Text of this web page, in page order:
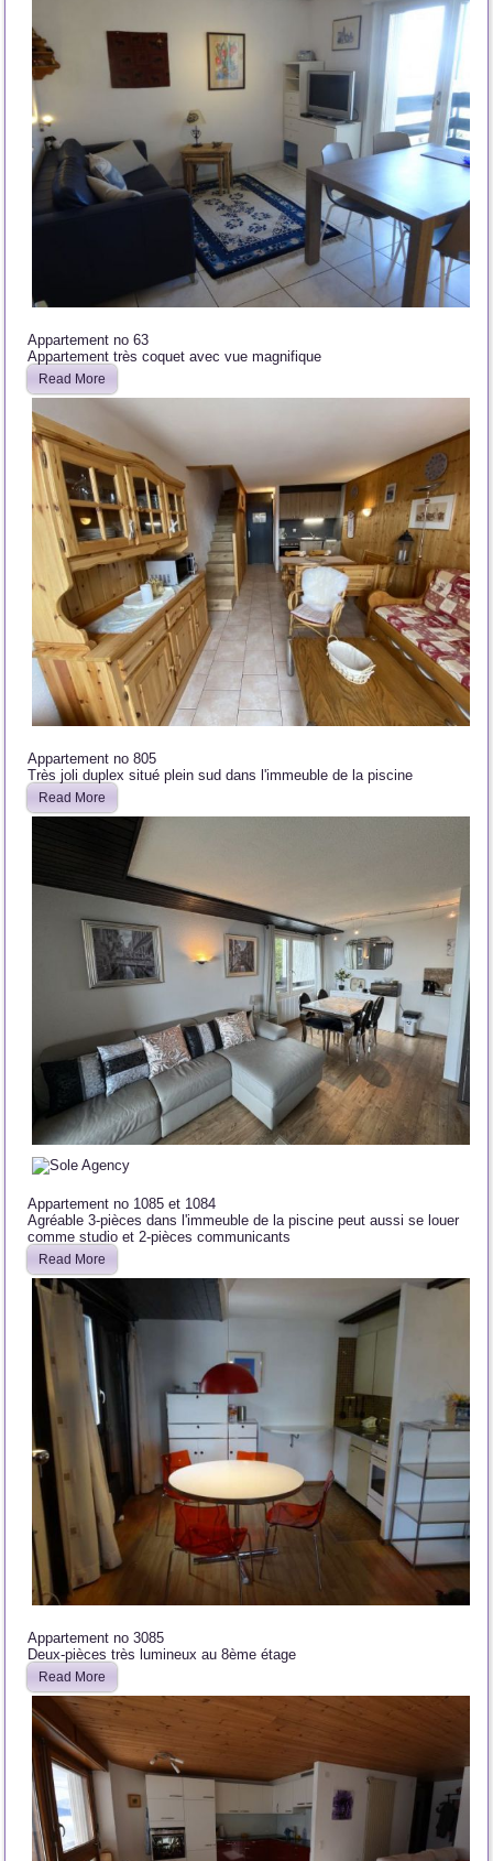
Appartement no 63
Appartement très coquet avec vue magnifique
Read More
Appartement no 805
Très joli duplex situé plein sud dans l'immeuble de la piscine
Read More
Appartement no 1085 et 1084
Agréable 3-pièces dans l'immeuble de la piscine peut aussi se louer
comme studio et 2-pièces communicants
Read More
Appartement no 3085
Deux-pièces très lumineux au 8ème étage
Read More